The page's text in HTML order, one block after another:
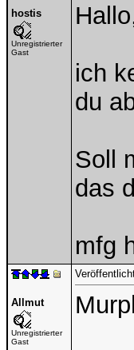
hostis
Unregistrierter
Gast
ich
du
Soll
das
mfg
Allmut
Unregistrierter
Gast